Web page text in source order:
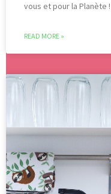
vous et pour la Planète !
READ MORE »